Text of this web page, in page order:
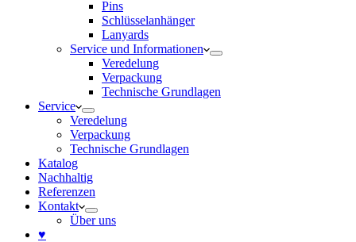
Pins
Schlüsselanhänger
Lanyards
Service und Informationen
Veredelung
Verpackung
Technische Grundlagen
Service
Veredelung
Verpackung
Technische Grundlagen
Katalog
Nachhaltig
Referenzen
Kontakt
Über uns
♥